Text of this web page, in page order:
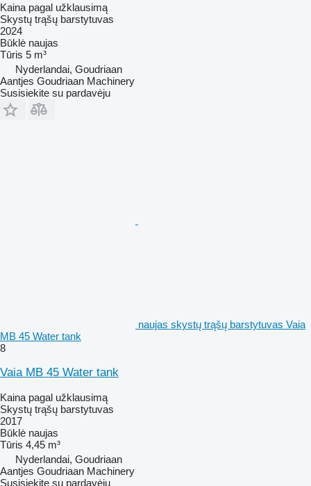
Kaina pagal užklausimą
Skystų trąšų barstytuvas
2024
Būklė naujas
Tūris 5 m³
Nyderlandai, Goudriaan
Aantjes Goudriaan Machinery
Susisiekite su pardavėju
naujas skystų trąšų barstytuvas Vaia
MB 45 Water tank
8
Vaia MB 45 Water tank
Kaina pagal užklausimą
Skystų trąšų barstytuvas
2017
Būklė naujas
Tūris 4,45 m³
Nyderlandai, Goudriaan
Aantjes Goudriaan Machinery
Susisiekite su pardavėju